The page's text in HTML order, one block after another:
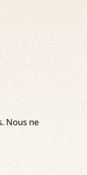
Nous ne